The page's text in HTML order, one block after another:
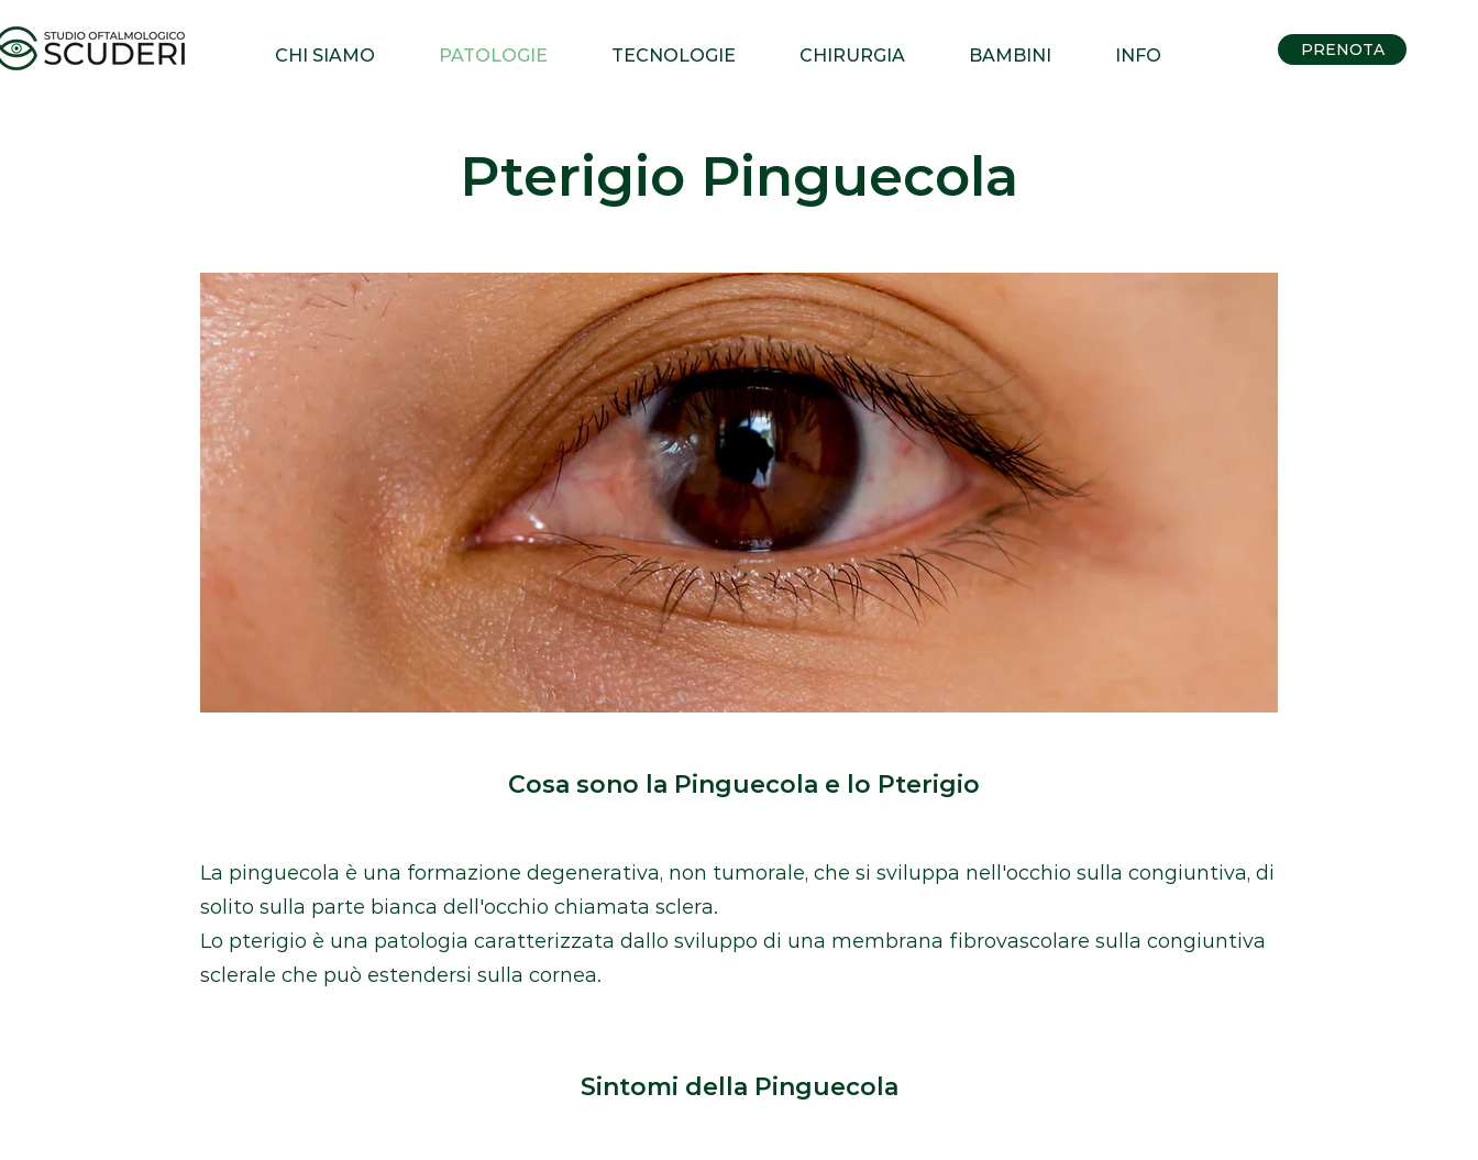
CHI SIAMO PATOLOGIE TECNOLOGIE CHIRURGIA BAMBINI INFO PRENOTA
Pterigio Pinguecola
Cosa sono la Pinguecola e lo Pterigio
La pinguecola è una formazione degenerativa, non tumorale, che si sviluppa nell'occhio sulla congiuntiva, di
solito sulla parte bianca dell'occhio chiamata sclera.
Lo pterigio è una patologia caratterizzata dallo sviluppo di una membrana fibrovascolare sulla congiuntiva
sclerale che può estendersi sulla cornea.
Sintomi della Pinguecola